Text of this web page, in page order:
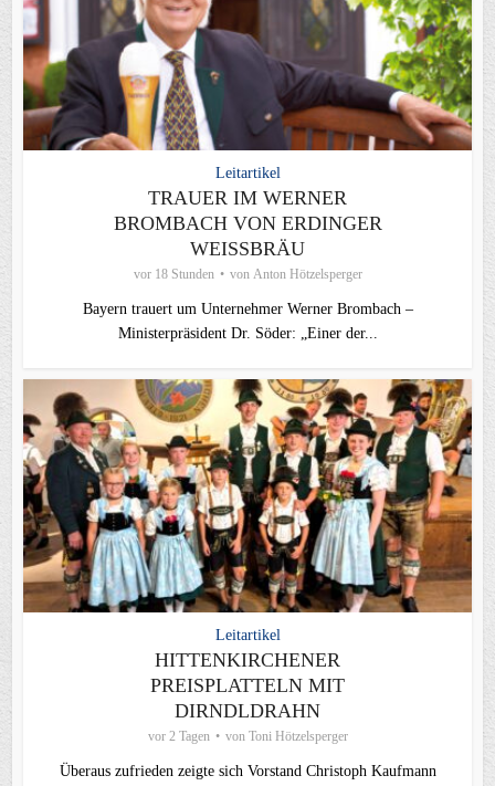
Leitartikel
TRAUER IM WERNER
BROMBACH VON ERDINGER
WEISSBRÄU
vor 18 Stunden von Anton Hötzelsperger
Bayern trauert um Unternehmer Werner Brombach –
Ministerpräsident Dr. Söder: „Einer der...
Leitartikel
HITTENKIRCHENER
PREISPLATTELN MIT
DIRNDLDRAHN
vor 2 Tagen von Toni Hötzelsperger
Überaus zufrieden zeigte sich Vorstand Christoph Kaufmann